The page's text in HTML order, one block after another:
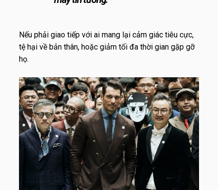
Nếu phải giao tiếp với ai mang lại cảm giác tiêu cực,
tệ hại về bản thân, hoặc giảm tối đa thời gian gặp gỡ
họ.